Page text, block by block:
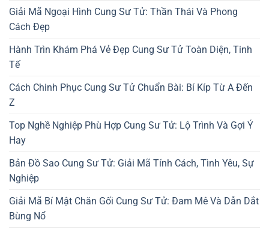
Giải Mã Ngoại Hình Cung Sư Tử: Thần Thái Và Phong
Cách Đẹp
Hành Trìn Khám Phá Vẻ Đẹp Cung Sư Tử Toàn Diện, Tinh
Tế
Cách Chinh Phục Cung Sư Tử Chuẩn Bài: Bí Kíp Từ A Đến
Z
Top Nghề Nghiệp Phù Hợp Cung Sư Tử: Lộ Trình Và Gợi Ý
Hay
Bản Đồ Sao Cung Sư Tử: Giải Mã Tính Cách, Tình Yêu, Sự
Nghiệp
Giải Mã Bí Mật Chăn Gối Cung Sư Tử: Đam Mê Và Dẫn Dắt
Bùng Nổ